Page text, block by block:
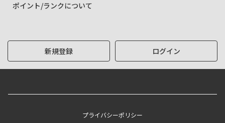
ポイント/ランクについて
新規登録 ログイン
プライバシーポリシー